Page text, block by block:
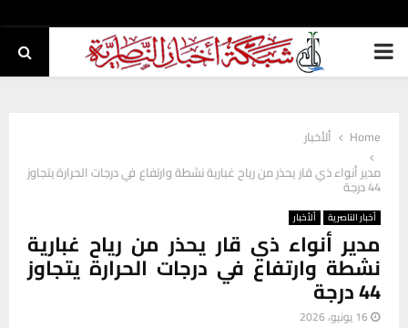
PRIMARY
Home
ألأخبار
مدير أنواء ذي قار يحذر من رياح غبارية نشطة وارتفاع في درجات الحرارة يتجاوز
44 درجة
أخبار الناصرية ألأخبار
مدير أنواء ذي قار يحذر من رياح غبارية
نشطة وارتفاع في درجات الحرارة يتجاوز
44 درجة
16 يونيو، 2026